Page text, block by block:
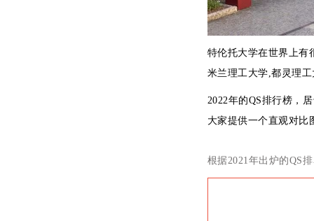
特伦托大学在世界上有
米兰理工大学,都灵理
2022年的QS排行榜，
大家提供一个直观对比
根据2021年出炉的QS